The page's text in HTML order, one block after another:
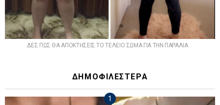
ΔΕΣ ΠΩΣ ΘΑ ΑΠΟΚΤΗΣΕΙΣ ΤΟ ΤΕΛΕΙΟ ΣΩΜΑ ΓΙΑ ΤΗΝ ΠΑΡΑΛΙΑ
ΔΗΜΟΦΙΛΕΣΤΕΡΑ